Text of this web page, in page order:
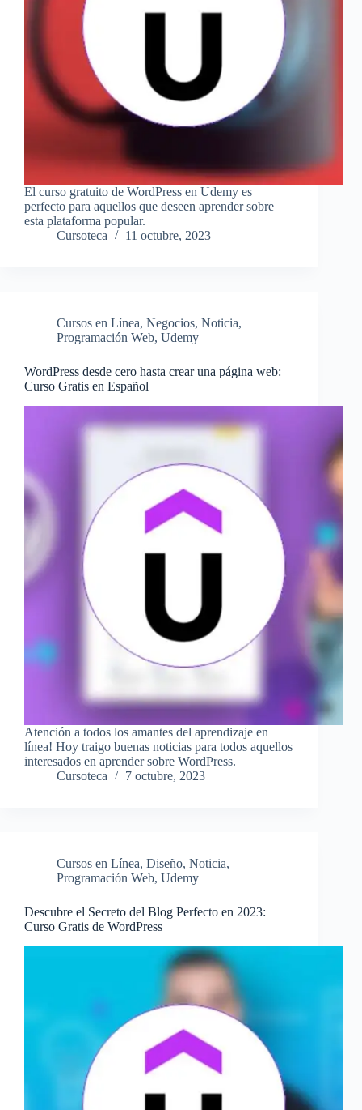
El curso gratuito de WordPress en Udemy es
perfecto para aquellos que deseen aprender sobre
esta plataforma popular.
Cursoteca
11 octubre, 2023
Cursos en Línea, Negocios, Noticia,
Programación Web, Udemy
WordPress desde cero hasta crear una página web:
Curso Gratis en Español
Atención a todos los amantes del aprendizaje en
línea! Hoy traigo buenas noticias para todos aquellos
interesados en aprender sobre WordPress.
Cursoteca
7 octubre, 2023
Cursos en Línea, Diseño, Noticia,
Programación Web, Udemy
Descubre el Secreto del Blog Perfecto en 2023:
Curso Gratis de WordPress